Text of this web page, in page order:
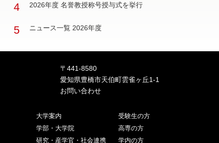
4 2026年度 名誉教授称号授与式を挙行
5 ニュース一覧 2026年度
〒441-8580
愛知県豊橋市天伯町雲雀ヶ丘1-1
お問い合わせ
大学案内
学部・大学院
研究・産学官・社会連携
受験生の方
高専の方
学内の方